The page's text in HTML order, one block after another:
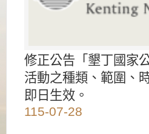
修正公告「墾丁國家
活動之種類、範圍、
即日生效。
115-07-28